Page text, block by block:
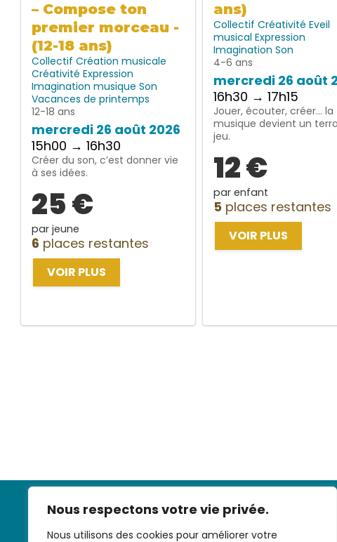
Nous respectons votre vie privée.
Nous utilisons des cookies pour améliorer votre
– Compose ton
premier morceau -
(12-18 ans)
Collectif Création musicale
Créativité Expression
Imagination musique Son
Vacances de printemps
12-18 ans
mercredi 26 août 2026
15h00 → 16h30
Créer du son, c’est donner vie
à ses idées.
25 €
par jeune
6 places restantes
VOIR PLUS
ans)
Collectif Créativité Eveil
musical Expression
Imagination Son
4-6 ans
mercredi 26 août
16h30 → 17h15
Jouer, écouter, créer… la
musique devient un
jeu.
12 €
par enfant
5 places restantes
VOIR PLUS